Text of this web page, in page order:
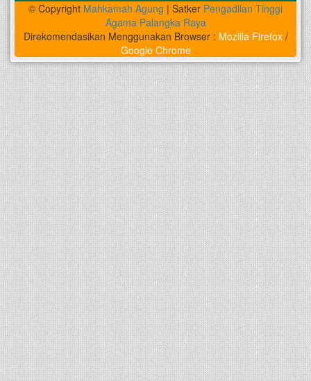
© Copyright Mahkamah Agung | Satker Pengadilan Tinggi
Agama Palangka Raya
Direkomendasikan Menggunakan Browser : Mozilla Firefox/
Google Chrome